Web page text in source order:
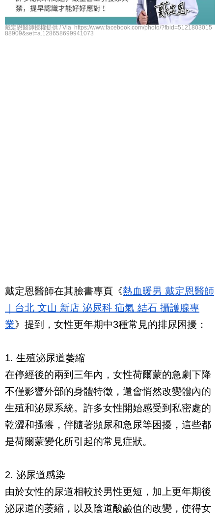
戴定恩醫師授權提供 / Via https://www.facebook.com/photo/?fbid=5121803015
88909&set=a.128658699941073
戴定恩醫師在其臉書專頁《熱血暖男 戴定恩醫師
｜台北 文山 新店 泌尿科 疝氣 結石 攝護腺專
業》提到，女性更年期中3種常見的排尿困擾：
1. 生殖泌尿道萎縮
在停經後的兩到三年內，女性荷爾蒙的急劇下降
不僅影響外部的身體特徵，還會悄然改變體內的
生殖和泌尿系統。許多女性開始感受到私密處的
乾澀和搔癢，伴隨著頻尿和急尿等困擾，這些都
是荷爾蒙變化所引起的常見症狀。
2. 泌尿道感染
由於女性的尿道相較於男性更短，加上更年期後
泌尿道的萎縮，以及陰道酸鹼值的改變，使得女